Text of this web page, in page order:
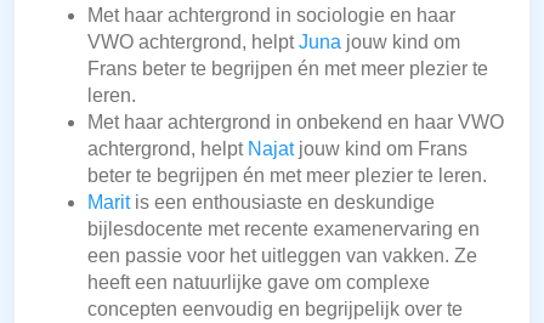
Met haar achtergrond in sociologie en haar
VWO achtergrond, helptJuna jouw kind om
Frans beter te begrijpen én met meer plezier te
leren.
Met haar achtergrond in onbekend en haar VWO
achtergrond, helpt Najatjouw kind om Frans
beter te begrijpen én met meer plezier te leren.
Maritis een enthousiaste en deskundige
bijlesdocente met recente examenervaring en
een passie voor het uitleggen van vakken. Ze
heeft een natuurlijke gave om complexe
concepten eenvoudig en begrijpelijk over te